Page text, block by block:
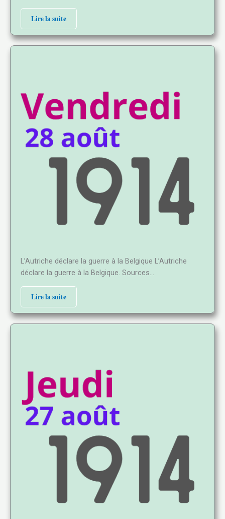
Lire la suite
L’Autriche déclare la guerre à la Belgique L’Autriche
déclare la guerre à la Belgique. Sources…
Lire la suite